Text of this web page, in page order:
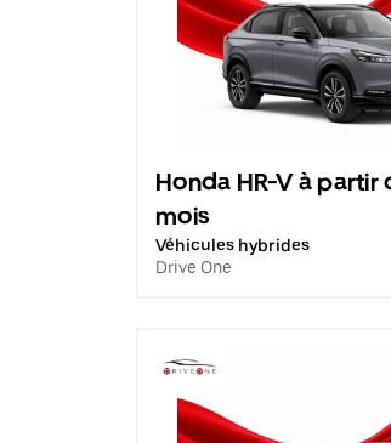
Honda HR-V à
mois
Véhicules hybrides
Drive One